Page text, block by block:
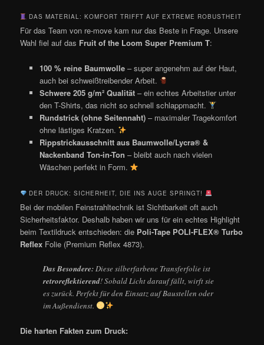
DAS MATERIAL: KOMFORT TRIFFT AUF EXTREME ROBUSTHEIT
Für das Team von re-move kam nur das Beste in Frage. Unsere
Wahl fiel auf das Fruit of the Loom Super Premium T:
100 % reine Baumwolle– super angenehm auf der Haut,
auch bei schweißtreibender Arbeit.
Schwere 205 g/m² Qualität– ein echtes Arbeitstier unter
den T-Shirts, das nicht so schnell schlappmacht.
Rundstrick (ohne Seitennaht)– maximaler Tragekomfort
ohne lästiges Kratzen.
Rippstrickausschnitt aus Baumwolle/Lycra® &
Nackenband Ton-in-Ton – bleibt auch nach vielen
Wäschen perfekt in Form.
DER DRUCK: SICHERHEIT, DIE INS AUGE SPRINGT!
Bei der mobilen Feinstrahltechnik ist Sichtbarkeit oft auch
Sicherheitsfaktor. Deshalb haben wir uns für ein echtes Highlight
beim Textildruck entschieden: die Poli-Tape POLI-FLEX® Turbo
Reflex Folie (Premium Reflex 4873).
Das Besondere:Diese silberfarbene Transferfolie ist
retroreflektierend! Sobald Licht darauf fällt, wirft sie
es zurück. Perfekt für den Einsatz auf Baustellen oder
im Außendienst.
Die harten Fakten zum Druck: